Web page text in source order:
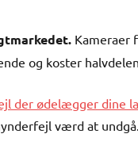
Kameraer
og koster
der ødelægger dine
værd at undgå.